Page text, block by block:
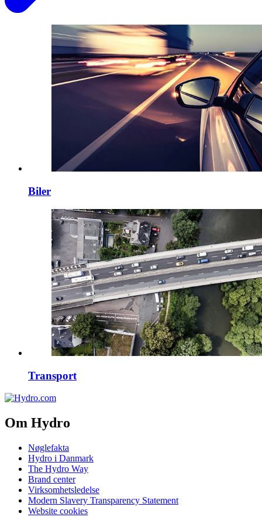
Biler
Transport
Om Hydro
Nøglefakta
Hydro i Danmark
The Hydro Way
Brand center
Virksomhetsledelse
Modern Slavery Transparency Statement
Website cookies